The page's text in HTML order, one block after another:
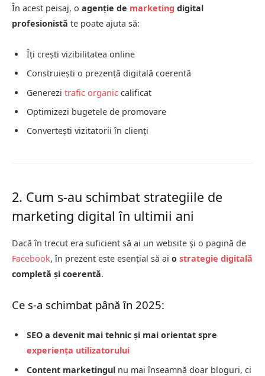
În acest peisaj, o agenție de marketing digital
profesionistă te poate ajuta să:
Îți crești vizibilitatea online
Construiești o prezență digitală coerentă
Generezi trafic organic calificat
Optimizezi bugetele de promovare
Convertești vizitatorii în clienți
2. Cum s-au schimbat strategiile de
marketing digital în ultimii ani
Dacă în trecut era suficient să ai un website și o pagină de
Facebook, în prezent este esențial să ai o strategie digitală
completă și coerentă.
Ce s-a schimbat până în 2025:
SEO a devenit mai tehnic și mai orientat spre
experiența utilizatorului
Content marketingul nu mai înseamnă doar bloguri, ci